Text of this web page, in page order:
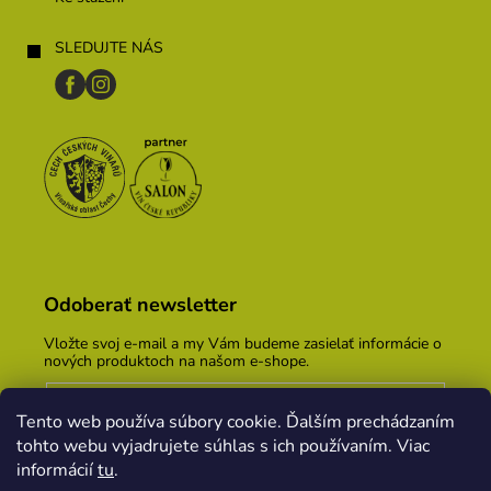
Tento web používa súbory cookie. Ďalším prechádzaním
tohto webu vyjadrujete súhlas s ich používaním. Viac
informáciítu.
SLEDUJTE NÁS
Odoberať newsletter
Vložte svoj e-mail a my Vám budeme zasielať informácie o
nových produktoch na našom e-shope.
Vložením e-mailu súhlasíte s podmienkami ochrany
osobných údajov